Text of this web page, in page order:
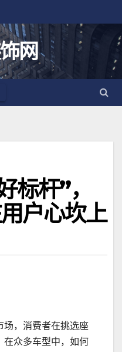
网
标杆”，
户心坎上
场，消费者在挑选座
在众多车型中，如何